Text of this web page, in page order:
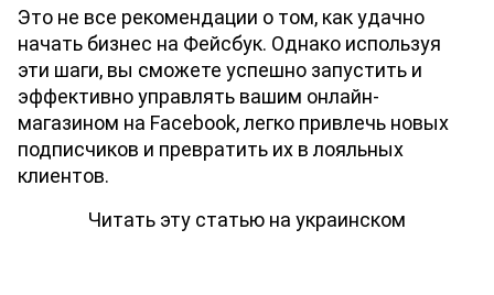
Это не все рекомендации о том, как удачно
начать бизнес на Фейсбук. Однако используя
эти шаги, вы сможете успешно запустить и
эффективно управлять вашим онлайн-
магазином на Facebook, легко привлечь новых
подписчиков и превратить их в лояльных
клиентов.
Читать эту статью на украинском